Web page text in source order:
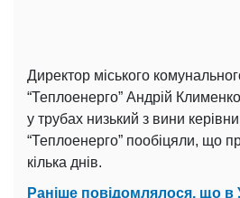
Директор міського
“Теплоенерго” Андрій
у трубах низький з вини
“Теплоенерго” пообіцяли, що
кілька днів.
Раніше повідомлялося, що в